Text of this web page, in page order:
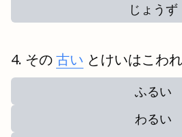
じょうず
その 古い とけいはこわ
ふるい
わるい